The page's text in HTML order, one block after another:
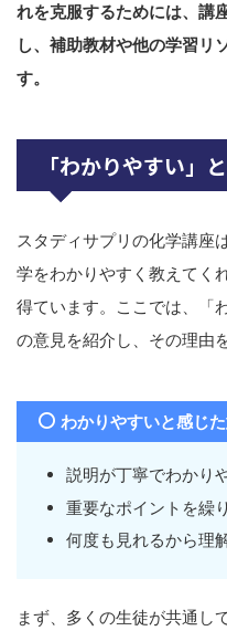
れを克服するためには、講
し、補助教材や他の学習リ
す。
「わかりやすい」
スタディサプリの化学講座
学をわかりやすく教えてく
得ています。ここでは、「
の意見を紹介し、その理由
わかりやすいと感じ
説明が丁寧でわかり
重要なポイントを繰
何度も見れるから理
まず、多くの生徒が共通し